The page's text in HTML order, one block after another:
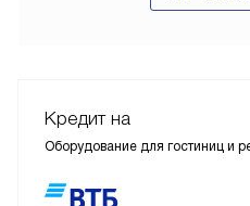
Кредит на
Оборудование для гостиниц и